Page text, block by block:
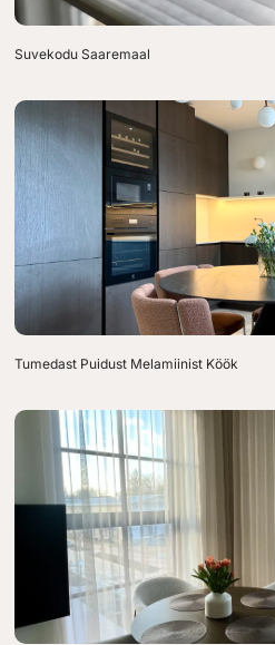
Suvekodu Saaremaal
Tumedast Puidust Melamiinist Köök